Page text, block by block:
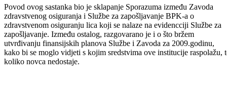
Janković, ministrica za obrazovanje, nauku, kulturu i sport Alma
Delizaimović i sekretar Vlade Emir Sijerčić.
Povod ovog sastanka bio je sklapanje Sporazuma između Zavoda
zdravstvenog osiguranja i Službe za zapošljavanje BPK-a o
zdravstvenom osiguranju lica koji se nalaze na evidencciji Službe za
zapošljavanje. Između ostalog, razgovarano je i o što bržem